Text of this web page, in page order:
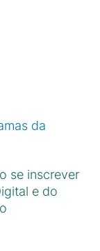
da
se inscrever
e do